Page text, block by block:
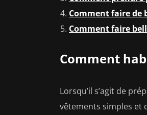
Comment faire de
Comment faire
Comment
Lorsqu’il s’agit de
vêtements simples et